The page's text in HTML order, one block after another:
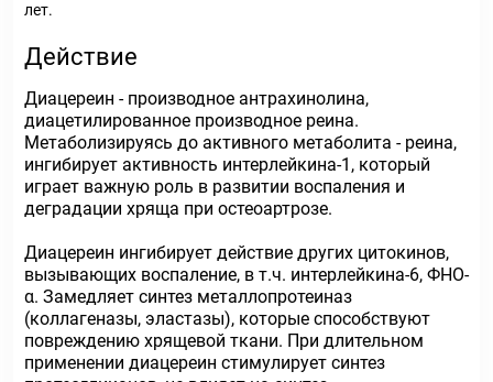
лет.
Действие
Диацереин - производное антрахинолина,
диацетилированное производное реина.
Метаболизируясь до активного метаболита - реина,
ингибирует активность интерлейкина-1, который
играет важную роль в развитии воспаления и
деградации хряща при остеоартрозе.
Диацереин ингибирует действие других цитокинов,
вызывающих воспаление, в т.ч. интерлейкина-6, ФНО-
α. Замедляет синтез металлопротеиназ
(коллагеназы, эластазы), которые способствуют
повреждению хрящевой ткани. При длительном
применении диацереин стимулирует синтез